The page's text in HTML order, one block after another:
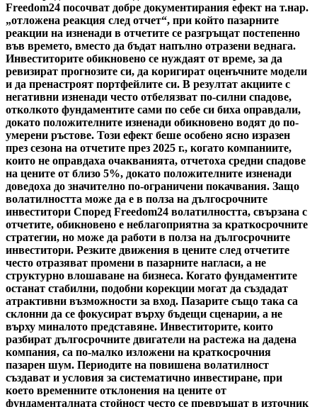
Freedom24 посочват добре документирания ефект на т.нар.
„отложена реакция след отчет“, при който пазарните
реакции на изненади в отчетите се разгръщат постепенно
във времето, вместо да бъдат напълно отразени веднага.
Инвеститорите обикновено се нуждаят от време, за да
ревизират прогнозите си, да коригират оценъчните модели
и да пренастроят портфейлите си. В резултат акциите с
негативни изненади често отбелязват по-силни спадове,
отколкото фундаментите сами по себе си биха оправдали,
докато положителните изненади обикновено водят до по-
умерени ръстове. Този ефект беше особено ясно изразен
през сезона на отчетите през 2025 г., когато компаниите,
които не оправдаха очакванията, отчетоха средни спадове
на цените от близо 5%, докато положителните изненади
доведоха до значително по-ограничени покачвания. Защо
волатилността може да е в полза на дългосрочните
инвеститори Според Freedom24 волатилността, свързана с
отчетите, обикновено е неблагоприятна за краткосрочните
стратегии, но може да работи в полза на дългосрочните
инвеститори. Резките движения в цените след отчетите
често отразяват промени в пазарните нагласи, а не
структурно влошаване на бизнеса. Когато фундаментите
останат стабилни, подобни корекции могат да създадат
атрактивни възможности за вход. Пазарите също така са
склонни да се фокусират върху бъдещи сценарии, а не
върху миналото представяне. Инвеститорите, които
разбират дългосрочните двигатели на растежа на дадена
компания, са по-малко изложени на краткосрочния
пазарен шум. Периодите на повишена волатилност
създават и условия за систематично инвестиране, при
което временните отклонения на цените от
фундаменталната стойност често се превръщат в източник